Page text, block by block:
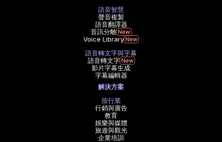
語音智慧
聲音複製
語音翻譯器
音訊分離
Voice Library
語音轉文字與字幕
語音轉文字
影片字幕生成
字幕編輯器
解決方案
按行業
行銷與廣告
教育
娛樂與媒體
旅遊與觀光
企業培訓